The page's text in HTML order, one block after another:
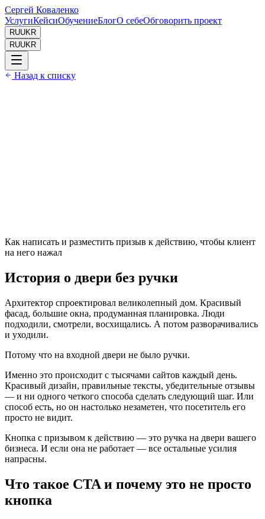
Сергей Коваленко
УслугиКейсиОбучениеБлогО себеОбговорить проект
RUUKR
RUUKR
Назад к списку
Как написать и разместить призыв к действию, чтобы клиент
на него нажал
История о двери без ручки
Архитектор спроектировал великолепный дом. Красивый
фасад, большие окна, продуманная планировка. Люди
подходили, смотрели, восхищались. А потом разворачивались
и уходили.
Потому что на входной двери не было ручки.
Именно это происходит с тысячами сайтов каждый день.
Красивый дизайн, правильные тексты, убедительные отзывы
— и ни одного четкого способа сделать следующий шаг. Или
способ есть, но он настолько незаметен, что посетитель его
просто не видит.
Кнопка с призывом к действию — это ручка на двери вашего
бизнеса. И если она не работает — все остальные усилия
напрасны.
Что такое CTA и почему это не просто
кнопка